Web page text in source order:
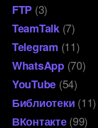
FTP (3)
TeamTalk(7)
Telegram (11)
WhatsApp(70)
YouTube (54)
Библиотеки (11)
ВКонтакте(99)